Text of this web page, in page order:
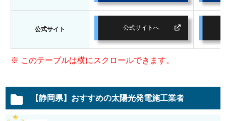
公式サイト 公式サイトへ
【静岡県】おすすめの太陽光発電施工業者